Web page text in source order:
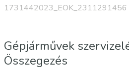
1731442023_EOK_2311291456
Gépjárművek
Összegezés